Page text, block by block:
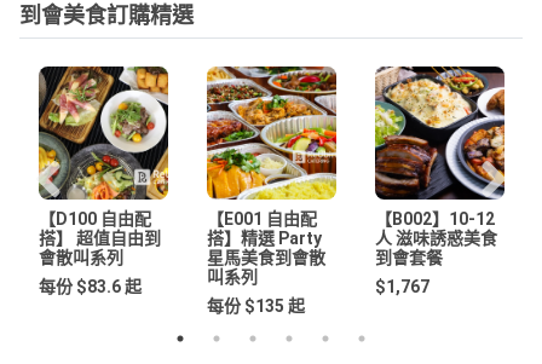
到會美食訂購精選
【D100 自由配
搭】 超值自由到
會散叫系列
每份 $83.6 起
【E001 自由配
搭】精選 Party
星馬美食到會散
叫系列
每份 $135 起
【B002】10-12
人 滋味誘惑美食
到會套餐
$1,767